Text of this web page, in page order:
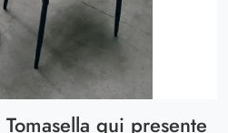
qui presente